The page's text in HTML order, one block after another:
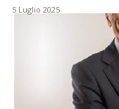
5 Luglio 2025